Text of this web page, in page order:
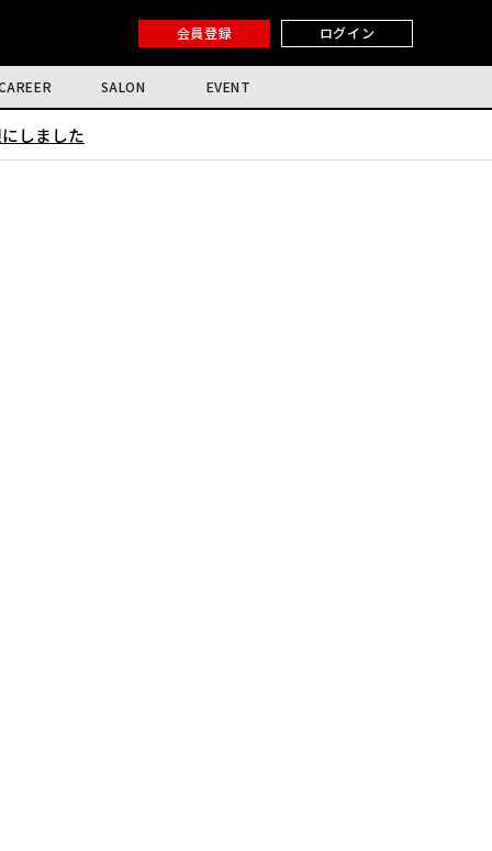
会員登録 ログイン
SALON EVENT
しました